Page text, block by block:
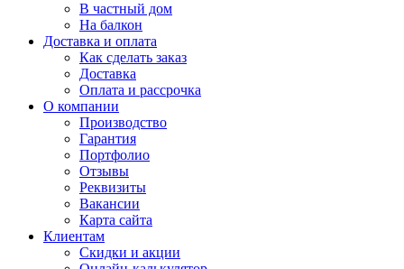
В частный дом
На балкон
Доставка и оплата
Как сделать заказ
Доставка
Оплата и рассрочка
О компании
Производство
Гарантия
Портфолио
Отзывы
Реквизиты
Вакансии
Карта сайта
Клиентам
Скидки и акции